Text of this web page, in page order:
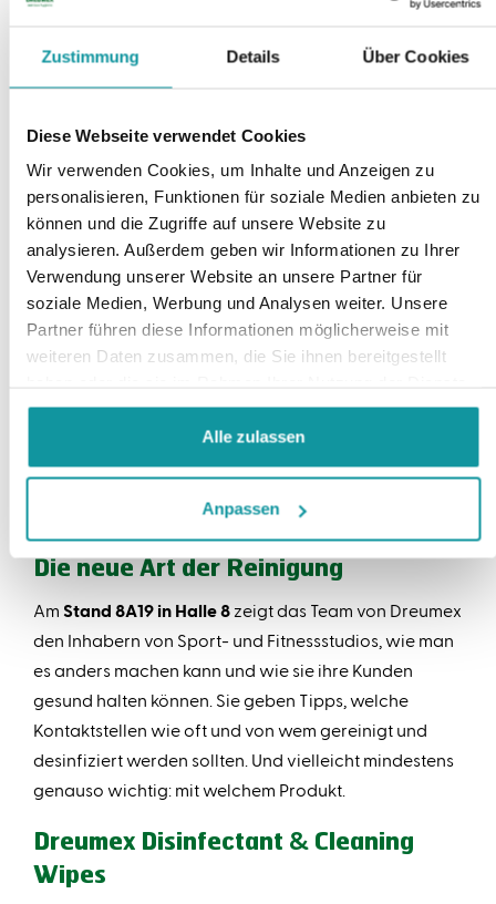
Zustimmung Details Über Cookies
Diese Webseite verwendet Cookies
Wir verwenden Cookies, um Inhalte und Anzeigen zu
personalisieren, Funktionen für soziale Medien anbieten zu
können und die Zugriffe auf unsere Website zu
analysieren. Außerdem geben wir Informationen zu Ihrer
Verwendung unserer Website an unsere Partner für
soziale Medien, Werbung und Analysen weiter. Unsere
Partner führen diese Informationen möglicherweise mit
weiteren Daten zusammen, die Sie ihnen bereitgestellt
gesammelt haben.
Alle zulassen
Anpassen
Erst reinigen, dann desinfizieren
Eine Desinfektion macht nur Sinn, wenn die
Oberflächen sauber sind. Fett und Schmutz müssen
zuerst entfernt werden, sonst lassen sich hartnäckige
nicht richtig mit einem Desinfektionsmittel erreichen.
Die Reinigung mit losen (Papier-)Tüchern und Sprays
ist zeitaufwändig, verbraucht unnötige Mengen und
setzt zudem ungesunde Chemikalien in die Luft frei.
Die neue Art der Reinigung
Am Stand 8A19 in Halle 8 zeigt das Team von Dreumex
den Inhabern von Sport- und Fitnessstudios, wie man
es anders machen kann und wie sie ihre Kunden
gesund halten können. Sie geben Tipps, welche
Kontaktstellen wie oft und von wem gereinigt und
desinfiziert werden sollten. Und vielleicht mindestens
genauso wichtig: mit welchem Produkt.
Dreumex Disinfectant & Cleaning
Wipes